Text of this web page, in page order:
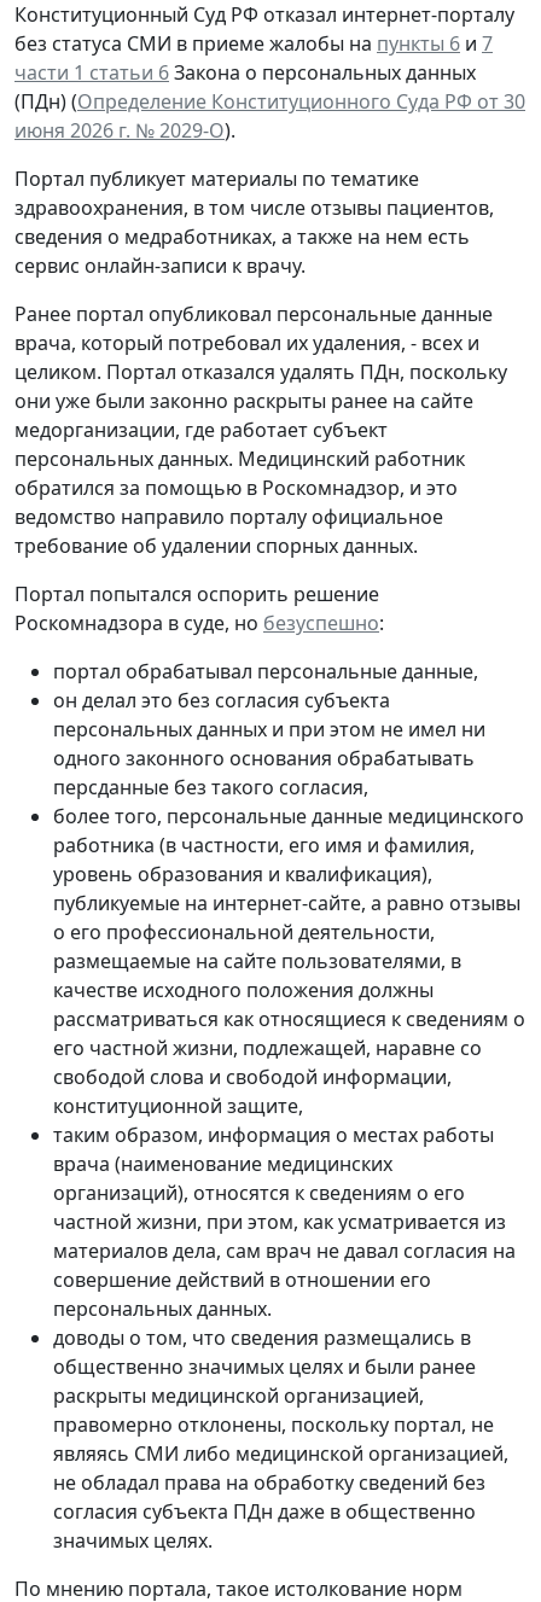
Конституционный Суд РФ отказал интернет-порталу
без статуса СМИ в приеме жалобы на пункты 6 и 7
части 1 статьи 6Закона о персональных данных
(ПДн) (Определение Конституционного Суда РФ от 30
июня 2026 г. № 2029-О).
Портал публикует материалы по тематике
здравоохранения, в том числе отзывы пациентов,
сведения о медработниках, а также на нем есть
сервис онлайн-записи к врачу.
Ранее портал опубликовал персональные данные
врача, который потребовал их удаления, - всех и
целиком. Портал отказался удалять ПДн, поскольку
они уже были законно раскрыты ранее на сайте
медорганизации, где работает субъект
персональных данных. Медицинский работник
обратился за помощью в Роскомнадзор, и это
ведомство направило порталу официальное
требование об удалении спорных данных.
Портал попытался оспорить решение
Роскомнадзора в суде, но безуспешно:
портал обрабатывал персональные данные,
он делал это без согласия субъекта
персональных данных и при этом не имел ни
одного законного основания обрабатывать
персданные без такого согласия,
более того, персональные данные медицинского
работника (в частности, его имя и фамилия,
уровень образования и квалификация),
публикуемые на интернет-сайте, а равно отзывы
о его профессиональной деятельности,
размещаемые на сайте пользователями, в
качестве исходного положения должны
рассматриваться как относящиеся к сведениям о
его частной жизни, подлежащей, наравне со
свободой слова и свободой информации,
конституционной защите,
таким образом, информация о местах работы
врача (наименование медицинских
организаций), относятся к сведениям о его
частной жизни, при этом, как усматривается из
материалов дела, сам врач не давал согласия на
совершение действий в отношении его
персональных данных.
доводы о том, что сведения размещались в
общественно значимых целях и были ранее
раскрыты медицинской организацией,
правомерно отклонены, поскольку портал, не
являясь СМИ либо медицинской организацией,
не обладал права на обработку сведений без
согласия субъекта ПДн даже в общественно
значимых целях.
По мнению портала, такое истолкование норм